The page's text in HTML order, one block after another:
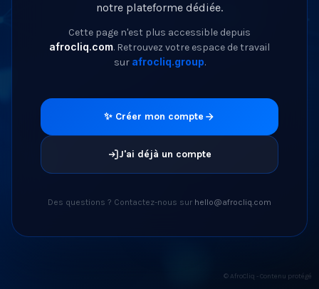
notre plateforme dédiée.
Cette page n'est plus accessible depuis
afrocliq.com. Retrouvez votre espace de travail
sur afrocliq.group.
✨ Créer mon compte
J'ai déjà un compte
Des questions ? Contactez-nous sur hello@afrocliq.com
© AfroCliq - Contenu protégé